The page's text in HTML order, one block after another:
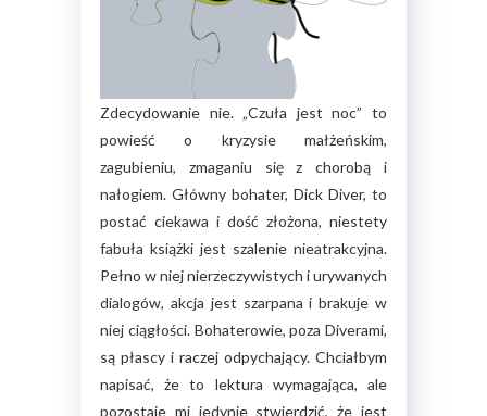
Zdecydowanie nie. „Czuła jest noc” to
powieść o kryzysie małżeńskim,
zagubieniu, zmaganiu się z chorobą i
nałogiem. Główny bohater, Dick Diver, to
postać ciekawa i dość złożona, niestety
fabuła książki jest szalenie nieatrakcyjna.
Pełno w niej nierzeczywistych i urywanych
dialogów, akcja jest szarpana i brakuje w
niej ciągłości. Bohaterowie, poza Diverami,
są płascy i raczej odpychający. Chciałbym
napisać, że to lektura wymagająca, ale
pozostaje mi jedynie stwierdzić, że jest